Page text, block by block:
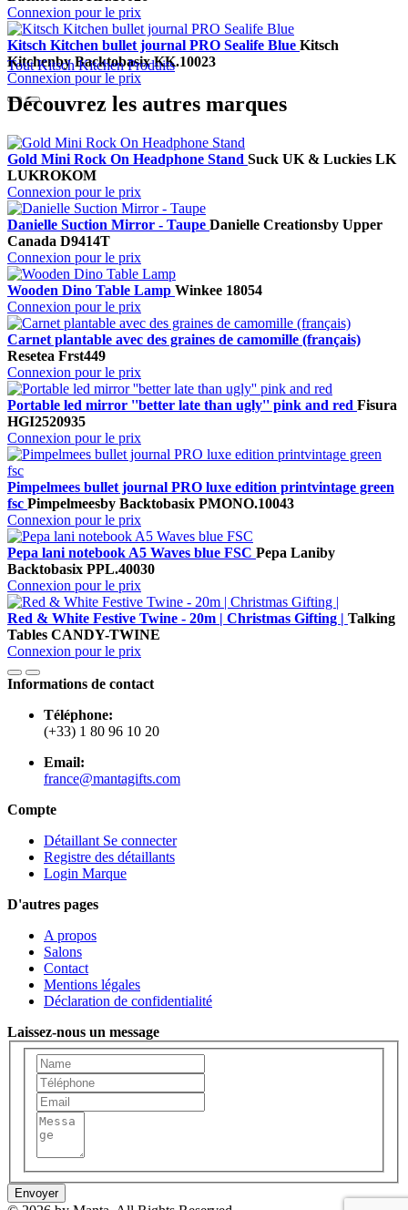
Connexion pour le prix
Kitsch Kitchen bullet journal PRO Sealife Blue Kitsch
Kitchenby Backtobasix KK.10023
Connexion pour le prix
Tout Kitsch Kitchen Produits
Découvrez les autres marques
Gold Mini Rock On Headphone Stand Suck UK & Luckies LK
LUKROKOM
Connexion pour le prix
Danielle Suction Mirror - Taupe Danielle Creationsby Upper
Canada D9414T
Connexion pour le prix
Wooden Dino Table Lamp Winkee 18054
Connexion pour le prix
Carnet plantable avec des graines de camomille (français)
Resetea Frst449
Connexion pour le prix
Portable led mirror ''better late than ugly'' pink and red Fisura
HGI2520935
Connexion pour le prix
Pimpelmees bullet journal PRO luxe edition printvintage green
fsc Pimpelmeesby Backtobasix PMONO.10043
Connexion pour le prix
Pepa lani notebook A5 Waves blue FSC Pepa Laniby
Backtobasix PPL.40030
Connexion pour le prix
Red & White Festive Twine - 20m | Christmas Gifting | Talking
Tables CANDY-TWINE
Connexion pour le prix
Informations de contact
Téléphone:
(+33) 1 80 96 10 20
Email:
france@mantagifts.com
Compte
Détaillant Se connecter
Registre des détaillants
Login Marque
D'autres pages
A propos
Salons
Contact
Mentions légales
Déclaration de confidentialité
Laissez-nous un message
Envoyer